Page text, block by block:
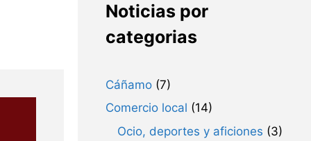
Noticias por
categorias
Cáñamo (7)
Comercio local (14)
Ocio, deportes y aficiones (3)